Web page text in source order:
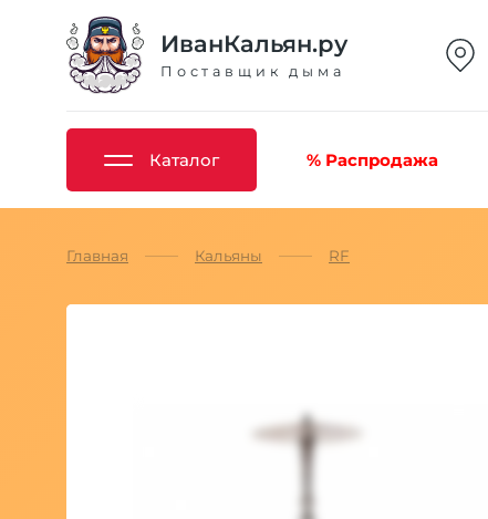
ИванКальян.ру
Поставщик дыма
Каталог % Распродажа
Главная Кальяны RF